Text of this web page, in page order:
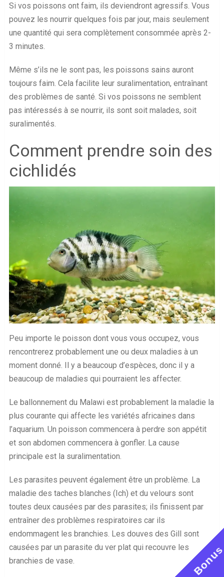
Si vos poissons ont faim, ils deviendront agressifs. Vous
pouvez les nourrir quelques fois par jour, mais seulement
une quantité qui sera complètement consommée après 2-
3 minutes.
Même s’ils ne le sont pas, les poissons sains auront
toujours faim. Cela facilite leur suralimentation, entraînant
des problèmes de santé. Si vos poissons ne semblent
pas intéressés à se nourrir, ils sont soit malades, soit
suralimentés.
Comment prendre soin des
cichlidés
Peu importe le poisson dont vous vous occupez, vous
rencontrerez probablement une ou deux maladies à un
moment donné. Il y a beaucoup d’espèces, donc il y a
beaucoup de maladies qui pourraient les affecter.
Le ballonnement du Malawi est probablement la maladie la
plus courante qui affecte les variétés africaines dans
l’aquarium. Un poisson commencera à perdre son appétit
et son abdomen commencera à gonfler. La cause
principale est la suralimentation.
Les parasites peuvent également être un problème. La
maladie des taches blanches (Ich) et du velours sont
toutes deux causées par des parasites; ils finissent par
entraîner des problèmes respiratoires car ils
endommagent les branchies. Les douves des Gill sont
causées par un parasite du ver plat qui recouvre les
branchies de vase.